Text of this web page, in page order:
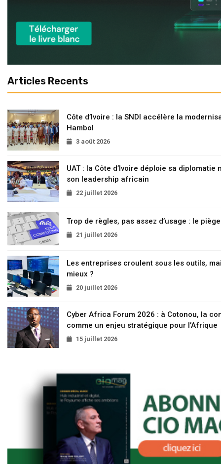
Articles Recents
Côte d’Ivoire : la SNDI accélère la
Hambol
3 août 2026
UAT : la Côte d’Ivoire déploie sa
son leadership africain
22 juillet 2026
Trop de règles, pas assez d’usage : le
21 juillet 2026
Les entreprises croulent sous les outils,
mieux ?
20 juillet 2026
Cyber Africa Forum 2026 : à Cotonou, la
comme un enjeu stratégique pour l’Afrique
15 juillet 2026